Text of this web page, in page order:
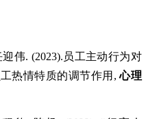
伟. (2023).员工主动行为对
热情特质的调节作用,心理